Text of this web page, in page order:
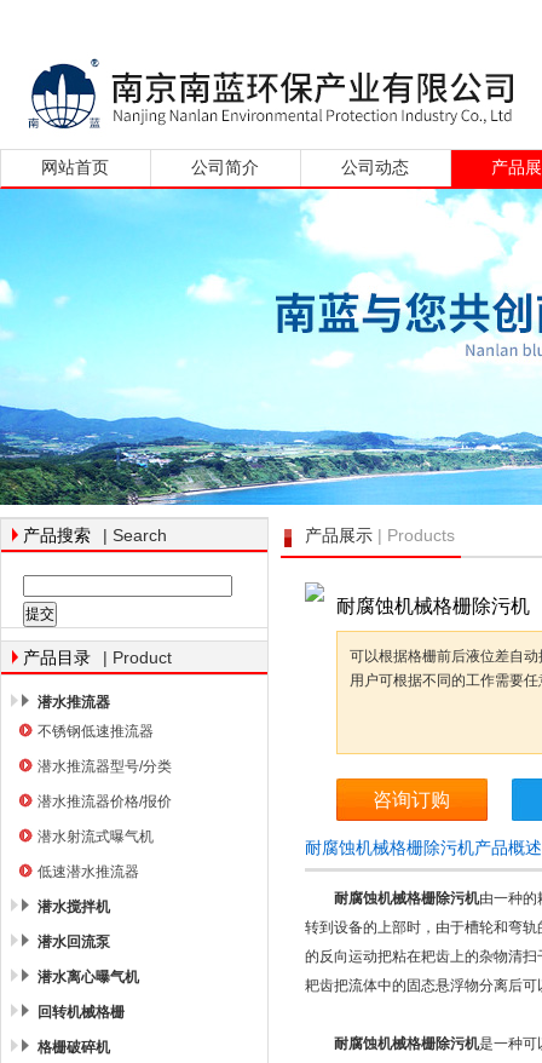
南京南蓝环保产业有限公司
网站首页 公司简介 公司动态 产品
产品搜索 | Search
产品目录 | Product
潜水推流器
不锈钢低速推流器
潜水推流器型号/分类
潜水推流器价格/报价
潜水射流式曝气机
低速潜水推流器
潜水搅拌机
潜水回流泵
潜水离心曝气机
回转机械格栅
格栅破碎机
产品展示 | Products
耐腐蚀机械格栅除污机
可以根据格栅前后液位差自
用户可根据不同的工作需要
咨询订购
耐腐蚀机械格栅除污机产品概
耐腐蚀机械格栅除污机由一种的
转到设备的上部时，由于槽轮和弯
的反向运动把粘在耙齿上的杂物清
耙齿把流体中的固态悬浮物分离后
耐腐蚀机械格栅除污机是一种可